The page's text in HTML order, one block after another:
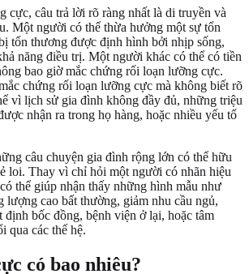
câu trả lời rõ ràng nhất là di truyền và
Một người có thể thừa hưởng một sự tổn
tổn thương được định hình bởi nhịp sống,
năng điều trị. Một người khác có thể có tiền
bao giờ mắc chứng rối loạn lưỡng cực.
chứng rối loạn lưỡng cực mà không biết rõ
vì lịch sử gia đình không đầy đủ, những triệu
nhận ra trong họ hàng, hoặc nhiều yếu tố
câu chuyện gia đình rộng lớn có thể hữu
loi. Thay vì chỉ hỏi một người có nhãn hiệu
thể giúp nhận thấy những hình mẫu như
lượng cao bất thường, giảm nhu cầu ngủ,
định bốc đồng, bệnh viện ở lại, hoặc tâm
qua các thế hệ.
có bao nhiêu?